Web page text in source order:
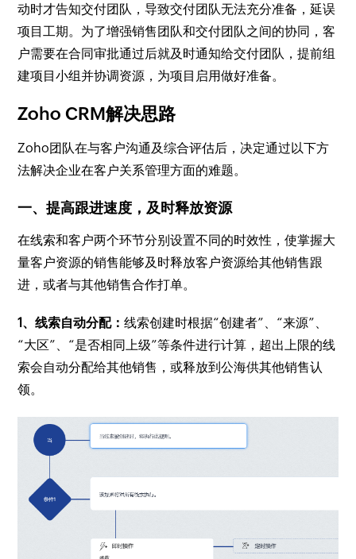
动时才告知交付团队，导致交付团队无法充分准备，延误
项目工期。为了增强销售团队和交付团队之间的协同，客
户需要在合同审批通过后就及时通知给交付团队，提前组
建项目小组并协调资源，为项目启用做好准备。
Zoho CRM解决思路
Zoho团队在与客户沟通及综合评估后，决定通过以下方
法解决企业在客户关系管理方面的难题。
一、提高跟进速度，及时释放资源
在线索和客户两个环节分别设置不同的时效性，使掌握大
量客户资源的销售能够及时释放客户资源给其他销售跟
进，或者与其他销售合作打单。
1、线索自动分配：线索创建时根据“创建者”、“来源”、
“大区”、“是否相同上级”等条件进行计算，超出上限的线
索会自动分配给其他销售，或释放到公海供其他销售认
领。